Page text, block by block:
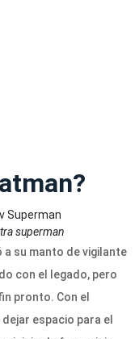
superman
a su manto de vigilante
con el legado, pero
pronto. Con el
espacio para el